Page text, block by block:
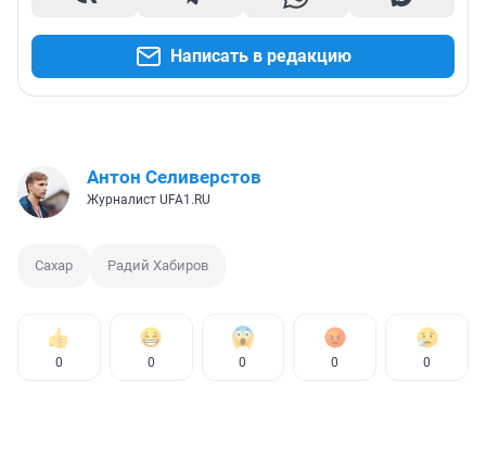
Написать в редакцию
Антон Селиверстов
Журналист UFA1.RU
Сахар Радий Хабиров
0 0 0 0 0